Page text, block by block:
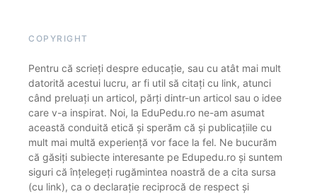
COPYRIGHT
Pentru că scrieți despre educație, sau cu atât mai mult
datorită acestui lucru, ar fi util să citați cu link, atunci
când preluați un articol, părți dintr-un articol sau o idee
care v-a inspirat. Noi, la EduPedu.ro ne-am asumat
această conduită etică și sperăm că și publicațiile cu
mult mai multă experiență vor face la fel. Ne bucurăm
că găsiți subiecte interesante pe Edupedu.ro și suntem
siguri că înțelegeți rugămintea noastră de a cita sursa
(cu link), ca o declarație reciprocă de respect și